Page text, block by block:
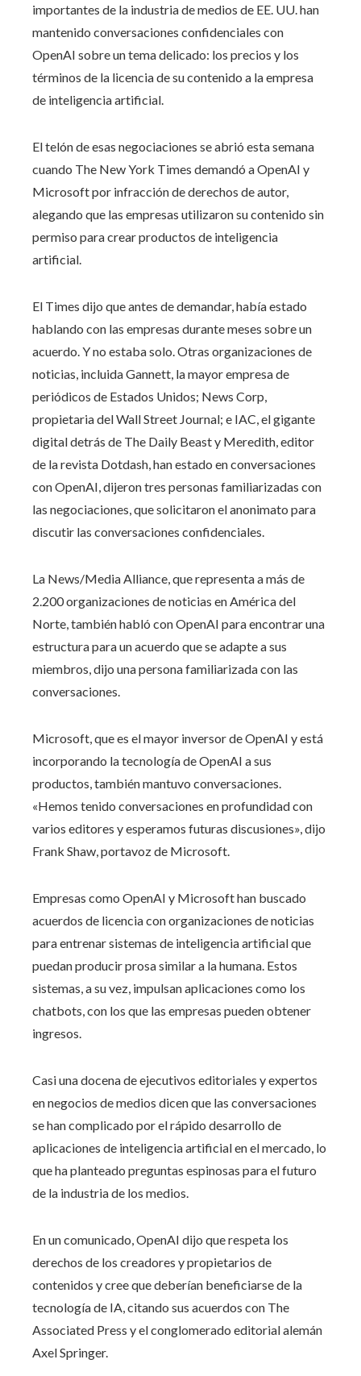
importantes de la industria de medios de EE. UU. han
mantenido conversaciones confidenciales con
OpenAI sobre un tema delicado: los precios y los
términos de la licencia de su contenido a la empresa
de inteligencia artificial.
El telón de esas negociaciones se abrió esta semana
cuando The New York Times demandó a OpenAI y
Microsoft por infracción de derechos de autor,
alegando que las empresas utilizaron su contenido sin
permiso para crear productos de inteligencia
artificial.
El Times dijo que antes de demandar, había estado
hablando con las empresas durante meses sobre un
acuerdo. Y no estaba solo. Otras organizaciones de
noticias, incluida Gannett, la mayor empresa de
periódicos de Estados Unidos; News Corp,
propietaria del Wall Street Journal; e IAC, el gigante
digital detrás de The Daily Beast y Meredith, editor
de la revista Dotdash, han estado en conversaciones
con OpenAI, dijeron tres personas familiarizadas con
las negociaciones, que solicitaron el anonimato para
discutir las conversaciones confidenciales.
La News/Media Alliance, que representa a más de
2.200 organizaciones de noticias en América del
Norte, también habló con OpenAI para encontrar una
estructura para un acuerdo que se adapte a sus
miembros, dijo una persona familiarizada con las
conversaciones.
Microsoft, que es el mayor inversor de OpenAI y está
incorporando la tecnología de OpenAI a sus
productos, también mantuvo conversaciones.
«Hemos tenido conversaciones en profundidad con
varios editores y esperamos futuras discusiones», dijo
Frank Shaw, portavoz de Microsoft.
Empresas como OpenAI y Microsoft han buscado
acuerdos de licencia con organizaciones de noticias
para entrenar sistemas de inteligencia artificial que
puedan producir prosa similar a la humana. Estos
sistemas, a su vez, impulsan aplicaciones como los
chatbots, con los que las empresas pueden obtener
ingresos.
Casi una docena de ejecutivos editoriales y expertos
en negocios de medios dicen que las conversaciones
se han complicado por el rápido desarrollo de
aplicaciones de inteligencia artificial en el mercado, lo
que ha planteado preguntas espinosas para el futuro
de la industria de los medios.
En un comunicado, OpenAI dijo que respeta los
derechos de los creadores y propietarios de
contenidos y cree que deberían beneficiarse de la
tecnología de IA, citando sus acuerdos con The
Associated Press y el conglomerado editorial alemán
Axel Springer.